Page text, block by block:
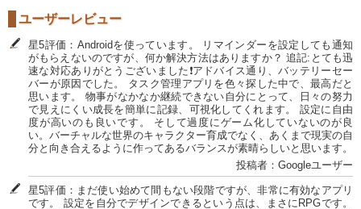
ユーザーレビュー
星5評価：Androidを使っています。 リマインダーを設定しても通知
がもらえないのですが、何か解決方法はありますか？ 追記:とても迅
速な対応ありがとうございました❗アドバイス通り、バッテリーセー
バーが原因でした。 タスク管理アプリを色々探した中で、最高だと
思います。 物事がなかなか継続できない自分にとって、日々の努力
で見えにくい成長を簡単に記録、可視化してくれます。 設定に自由
度が高いのも良いです。 そして過度にゲーム化していないのが良
い。バーチャルな世界のキャラクター育成でなく、あくまで現実の自
分と向き合えるように作ってあるバランスが素晴らしいと思います。
投稿者：Googleユーザー
星5評価：まだ使い始めて間もない段階ですが、非常に有効なアプリ
です。 設定を自分でデザインできるという点は、まさにRPGです。